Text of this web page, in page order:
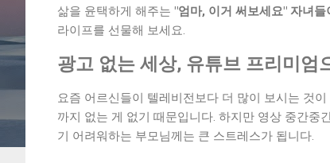
삶을 윤택하게 해주는 "엄마, 이거 써보세요" 자녀
라이프를 선물해 보세요.
광고 없는 세상, 유튜브 프리미엄
요즘 어르신들이 텔레비전보다 더 많이 보시는 것
까지 없는 게 없기 때문입니다. 하지만 영상 중간중
기 어려워하는 부모님께는 큰 스트레스가 됩니다.